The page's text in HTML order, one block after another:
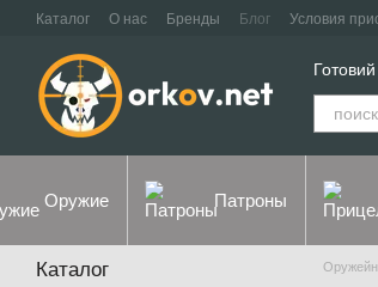
Перейти к основному контенту
Каталог О нас Бренды Блог Условия
Оружие Патроны
Каталог